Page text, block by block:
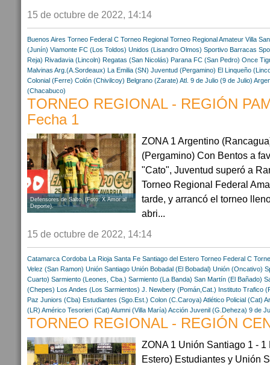
15 de octubre de 2022, 14:14
Buenos Aires Torneo Federal C Torneo Regional Torneo Regional Amateur Villa
(Junín) Viamonte FC (Los Toldos) Unidos (Lisandro Olmos) Sportivo Barracas
Reja) Rivadavia (Lincoln) Regatas (San Nicolás) Parana FC (San Pedro) Once
Malvinas Arg.(A.Sordeaux) La Emilia (SN) Juventud (Pergamino) El Linqueño
Colonial (Ferre) Colón (Chivilcoy) Belgrano (Zarate) Atl. 9 de Julio (9 de Julio)
(Chacabuco)
TORNEO REGIONAL - REGIÓN
Fecha 1
Defensores de Salto. (Foto: X Amor al
Deporte).
ZONA 1 Argentino
(Pergamino) Con Bentos a
"Cato", Juventud superó a
Torneo Regional Federal
tarde, y arrancó el torneo
abri...
15 de octubre de 2022, 14:14
Catamarca Cordoba La Rioja Santa Fe Santiago del Estero Torneo Federal C
Velez (San Ramon) Unión Santiago Unión Bobadal (El Bobadal) Unión (Oncativo)
Cuarto) Sarmiento (Leones, Cba.) Sarmiento (La Banda) San Martín (El Bañado)
(Chepes) Los Andes (Los Sarmientos) J. Newbery (Pomán,Cat.) Instituto Trafico
Paz Juniors (Cba) Estudiantes (Sgo.Est.) Colon (C.Caroya) Atlético Policial (Cat)
(LR) Américo Tesorieri (Cat) Alumni (Villa María) Acción Juvenil (G.Deheza) 9 de
TORNEO REGIONAL - REGIÓN
ZONA 1 Unión Santiago 1 -
Estero) Estudiantes y Unión